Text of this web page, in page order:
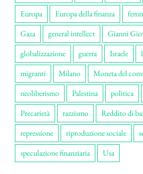
Europa
Europa della finanza
Gaza
general intellect
Gianni
globalizzazione
guerra Israele
migranti
Milano Moneta del
neoliberismo
Palestina politica
Precarietà
razzismo
Reddito di
repressione
riproduzione sociale
speculazione finanziaria
Usa